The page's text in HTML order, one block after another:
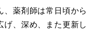
、薬剤師は常日頃から
げ、深め、また更新し